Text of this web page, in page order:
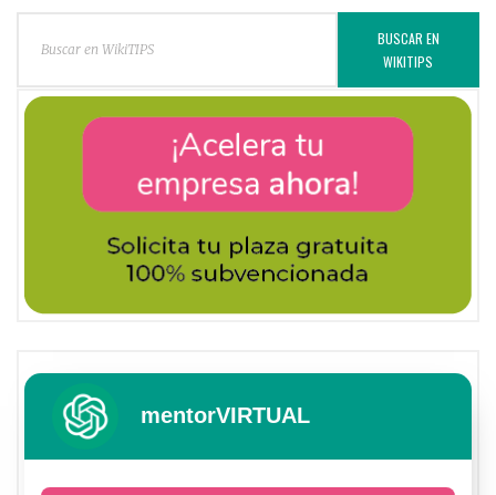
BUSCAR EN
WIKITIPS
mentorVIRTUAL